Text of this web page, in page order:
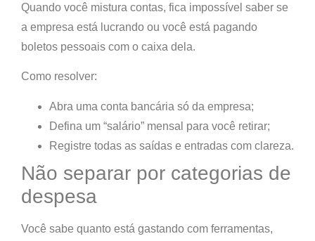
Quando você mistura contas, fica impossível saber se
a empresa está lucrando ou você está pagando
boletos pessoais com o caixa dela.
Como resolver:
Abra uma conta bancária só da empresa;
Defina um “salário” mensal para você retirar;
Registre todas as saídas e entradas com clareza.
Não separar por categorias de
despesa
Você sabe quanto está gastando com ferramentas,